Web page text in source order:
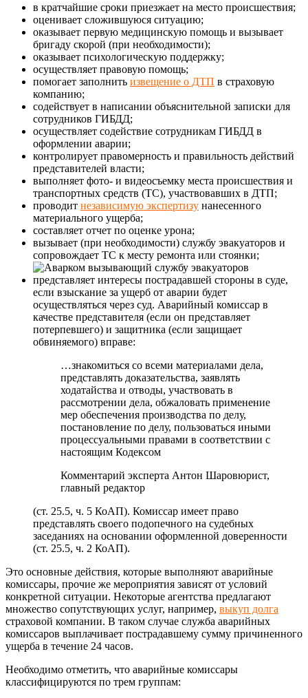
в кратчайшие сроки приезжает на место происшествия;
оценивает сложившуюся ситуацию;
оказывает первую медицинскую помощь и вызывает
бригаду скорой (при необходимости);
оказывает психологическую поддержку;
осуществляет правовую помощь;
помогает заполнить извещение о ДТП в страховую
компанию;
содействует в написании объяснительной записки для
сотрудников ГИБДД;
осуществляет содействие сотрудникам ГИБДД в
оформлении аварии;
контролирует правомерность и правильность действий
представителей власти;
выполняет фото- и видеосъемку места происшествия и
транспортных средств (ТС), участвовавших в ДТП;
проводит независимую экспертизу нанесенного
материального ущерба;
составляет отчет по оценке урона;
вызывает (при необходимости) службу эвакуаторов и
сопровождает ТС к месту ремонта или стоянки;
представляет интересы пострадавшей стороны в суде,
если взыскание за ущерб от аварии будет
осуществляться через суд. Аварийный комиссар в
качестве представителя (если он представляет
потерпевшего) и защитника (если защищает
обвиняемого) вправе:
…знакомиться со всеми материалами дела,
представлять доказательства, заявлять
ходатайства и отводы, участвовать в
рассмотрении дела, обжаловать применение
мер обеспечения производства по делу,
постановление по делу, пользоваться иными
процессуальными правами в соответствии с
настоящим Кодексом
Комментарий эксперта Антон Шаровюрист,
главный редактор
(ст. 25.5, ч. 5 КоАП). Комиссар имеет право
представлять своего подопечного на судебных
заседаниях на основании оформленной доверенности
(ст. 25.5, ч. 2 КоАП).
Это основные действия, которые выполняют аварийные
комиссары, прочие же мероприятия зависят от условий
конкретной ситуации. Некоторые агентства предлагают
множество сопутствующих услуг, например, выкуп долга
страховой компании. В таком случае служба аварийных
комиссаров выплачивает пострадавшему сумму причиненного
ущерба в течение 24 часов.
Необходимо отметить, что аварийные комиссары
классифицируются по трем группам: